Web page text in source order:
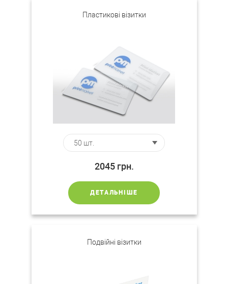
Пластикові візитки
2045 грн.
ДЕТАЛЬНІШЕ
Подвійні візитки